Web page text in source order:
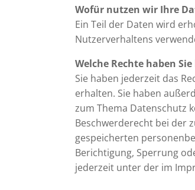
Wofür nutzen wir Ihre
Ein Teil der Daten wird
Nutzerverhaltens
Welche Rechte haben
Sie haben jederzeit das
erhalten. Sie haben
zum Thema Datenschutz
Beschwerderecht bei der
gespeicherten
Berichtigung, Sperrung
jederzeit unter der im